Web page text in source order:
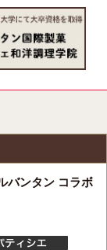
バンタン コラボ